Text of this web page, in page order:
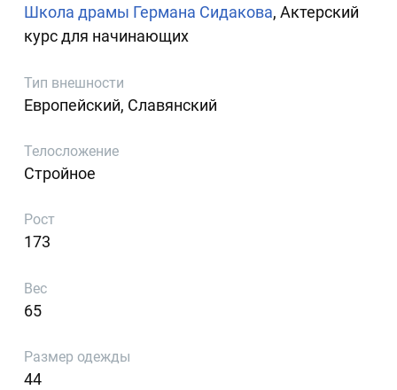
Школа драмы Германа Сидакова, Актерский
курс для начинающих
Тип внешности
Европейский, Славянский
Телосложение
Стройное
Рост
173
Вес
65
Размер одежды
44